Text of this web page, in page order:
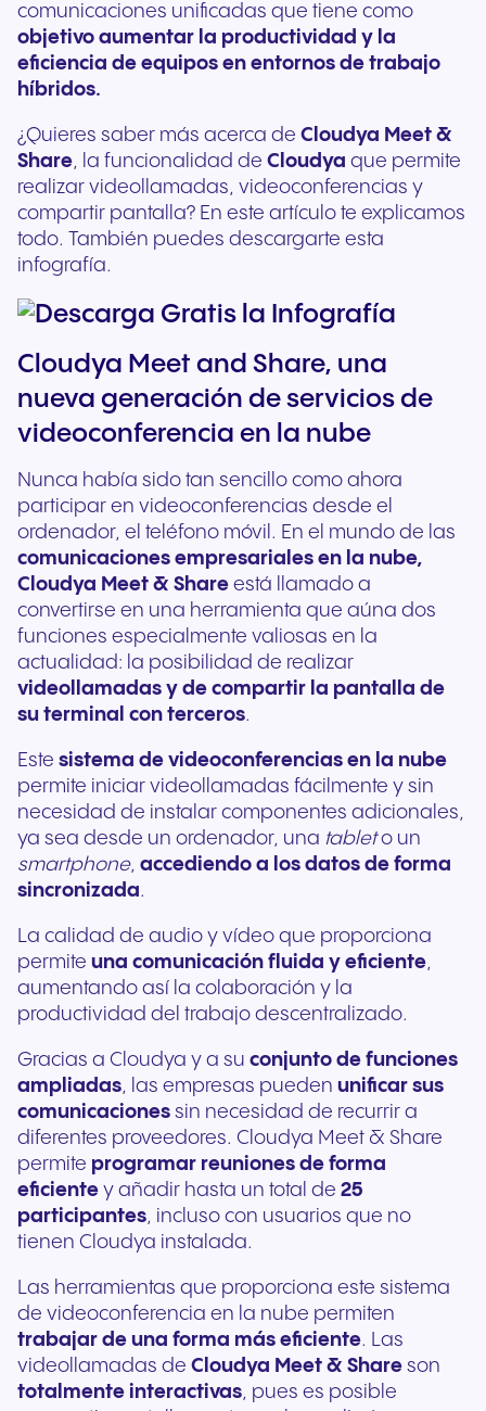
comunicaciones unificadas que tiene como
objetivo aumentar la productividad y la
eficiencia de equipos en entornos de trabajo
híbridos.
¿Quieres saber más acerca de Cloudya Meet &
Share, la funcionalidad de Cloudya que permite
realizar videollamadas, videoconferencias y
compartir pantalla? En este artículo te explicamos
todo. También puedes descargarte esta
infografía.
Cloudya Meet and Share, una
nueva generación de servicios de
videoconferencia en la nube
Nunca había sido tan sencillo como ahora
participar en videoconferencias desde el
ordenador, el teléfono móvil. En el mundo de las
comunicaciones empresariales en la nube,
Cloudya Meet & Share está llamado a
convertirse en una herramienta que aúna dos
funciones especialmente valiosas en la
actualidad: la posibilidad de realizar
videollamadas y de compartir la pantalla de
su terminal con terceros.
Este sistema de videoconferencias en la nube
permite iniciar videollamadas fácilmente y sin
necesidad de instalar componentes adicionales,
ya sea desde un ordenador, una tableto un
smartphone, accediendo a los datos de forma
sincronizada.
La calidad de audio y vídeo que proporciona
permite una comunicación fluida y eficiente,
aumentando así la colaboración y la
productividad del trabajo descentralizado.
Gracias a Cloudya y a su conjunto de funciones
ampliadas, las empresas pueden unificar sus
comunicaciones sin necesidad de recurrir a
diferentes proveedores. Cloudya Meet & Share
permite programar reuniones de forma
eficiente y añadir hasta un total de 25
participantes, incluso con usuarios que no
tienen Cloudya instalada.
Las herramientas que proporciona este sistema
de videoconferencia en la nube permiten
trabajar de una forma más eficiente. Las
videollamadas de Cloudya Meet & Share son
totalmente interactivas, pues es posible